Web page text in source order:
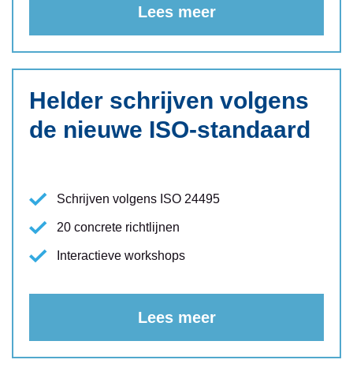
Lees meer
Helder schrijven volgens
de nieuwe ISO-standaard
Schrijven volgens ISO 24495
20 concrete richtlijnen
Interactieve workshops
Lees meer